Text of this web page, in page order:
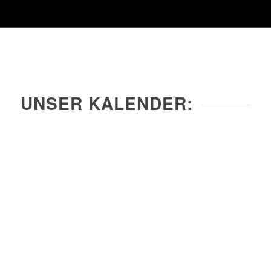
UNSER KALENDER: